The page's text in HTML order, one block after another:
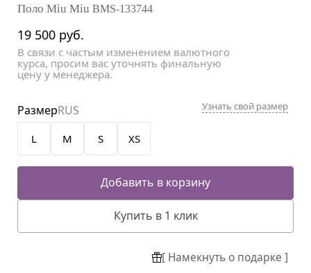
Поло Miu Miu BMS-133744
19 500 руб.
В связи с частым изменением валютного
курса, просим вас уточнять финальную
цену у менеджера.
L M S XS
РазмерRUS Узнать свой размер
Добавить в корзину
Купить в 1 клик
[ Намекнуть о подарке ]